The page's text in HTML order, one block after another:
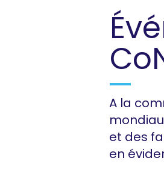
A la
et des
en